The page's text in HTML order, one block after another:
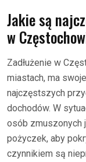
Jakie są
w
Zadłużenie w
miastach, ma
najczęstszych
dochodów. W
osób zmuszonych
pożyczek, aby
czynnikiem są